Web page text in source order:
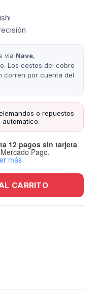
vía Nave,
Los costos del cobro
corren por cuenta del
o repuestos
12 pagos sin tarjeta
Pago.
más
CARRITO